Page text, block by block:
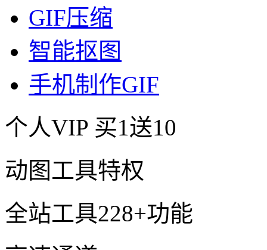
GIF压缩
智能抠图
手机制作GIF
个人VIP 买1送10
动图工具特权
全站工具228+功能